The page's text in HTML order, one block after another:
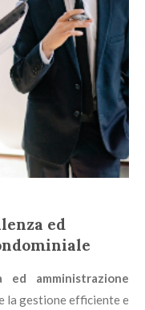
ed
ed amministrazione
la gestione efficiente e